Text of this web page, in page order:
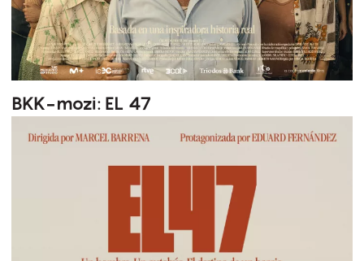
BKK-mozi: EL 47